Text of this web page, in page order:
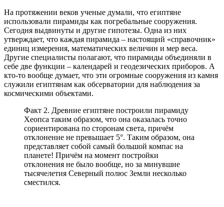
На протяжении веков ученые думали, что египтяне
использовали пирамиды как погребальные сооружения.
Сегодня выдвинуты и другие гипотезы. Одна из них
утверждает, что каждая пирамида – настоящий «справочник»
единиц измерения, математических величин и мер веса.
Другие специалисты полагают, что пирамиды объединяли в
себе две функции – календарей и геодезических приборов. А
кто-то вообще думает, что эти огромные сооружения из камня
служили египтянам как обсерватории для наблюдения за
космическими объектами.
Факт 2. Древние египтяне построили пирамиду
Хеопса таким образом, что она оказалась точно
сориентирована по сторонам света, причём
отклонение не превышает 5°. Таким образом, она
представляет собой самый большой компас на
планете! Причём на момент постройки
отклонения не было вообще, но за минувшие
тысячелетия Северный полюс Земли несколько
сместился.